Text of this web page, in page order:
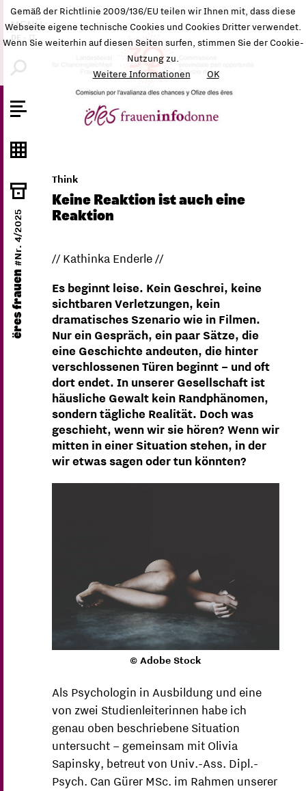
MENÜ
DE - IT
ëres frauen
#Nr. 4/2025
Think
Keine Reaktion ist auch eine
Reaktion
// Kathinka Enderle //
Es beginnt leise. Kein Geschrei, keine
sichtbaren Verletzungen, kein
dramatisches Szenario wie in Filmen.
Nur ein Gespräch, ein paar Sätze, die
eine Geschichte andeuten, die hinter
verschlossenen Türen beginnt – und oft
dort endet. In unserer Gesellschaft ist
häusliche Gewalt kein Randphänomen,
sondern tägliche Realität. Doch was
geschieht, wenn wir sie hören? Wenn wir
mitten in einer Situation stehen, in der
wir etwas sagen oder tun könnten?
© Adobe Stock
Als Psychologin in Ausbildung und eine
von zwei Studienleiterinnen habe ich
genau oben beschriebene Situation
untersucht – gemeinsam mit Olivia
Sapinsky, betreut von Univ.-Ass. Dipl.-
Psych. Can Gürer MSc. im Rahmen unserer
Gemäß der Richtlinie 2009/136/EU teilen wir Ihnen mit, dass diese
Webseite eigene technische Cookies und Cookies Dritter verwendet.
Wenn Sie weiterhin auf diesen Seiten surfen, stimmen Sie der Cookie-
Nutzung zu.
Weitere Informationen
OK